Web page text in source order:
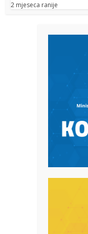
2 mjeseca ranije